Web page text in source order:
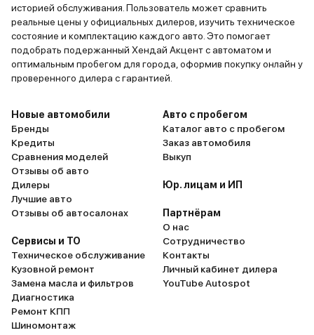
историей обслуживания. Пользователь может сравнить
реальные цены у официальных дилеров, изучить техническое
состояние и комплектацию каждого авто. Это помогает
подобрать подержанный Хендай Акцент с автоматом и
оптимальным пробегом для города, оформив покупку онлайн у
проверенного дилера с гарантией.
Новые автомобили
Бренды
Кредиты
Сравнения моделей
Отзывы об авто
Дилеры
Лучшие авто
Отзывы об автосалонах
Сервисы и ТО
Техническое обслуживание
Кузовной ремонт
Замена масла и фильтров
Диагностика
Ремонт КПП
Шиномонтаж
Авто с пробегом
Каталог авто с пробегом
Заказ автомобиля
Выкуп
Юр. лицам и ИП
Партнёрам
О нас
Сотрудничество
Контакты
Личный кабинет дилера
YouTube Autospot